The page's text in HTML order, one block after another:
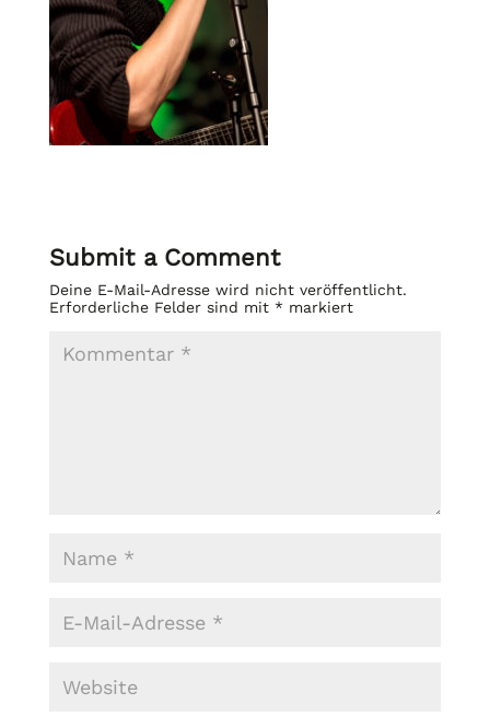
Submit a Comment
Deine E-Mail-Adresse wird nicht veröffentlicht.
Erforderliche Felder sind mit *markiert